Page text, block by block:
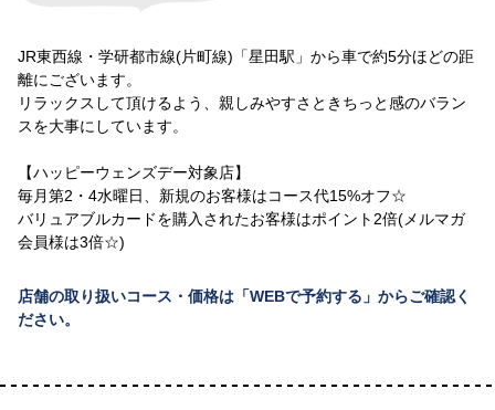
JR東西線・学研都市線(片町線)「星田駅」から車で約5分ほどの距
離にございます。
リラックスして頂けるよう、親しみやすさときちっと感のバラン
スを大事にしています。
【ハッピーウェンズデー対象店】
毎月第2・4水曜日、新規のお客様はコース代15%オフ☆
バリュアブルカードを購入されたお客様はポイント2倍(メルマガ
会員様は3倍☆)
店舗の取り扱いコース・価格は「WEBで予約する」からご確認く
ださい。